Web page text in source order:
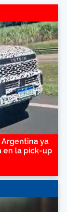
ya
en la pick-up